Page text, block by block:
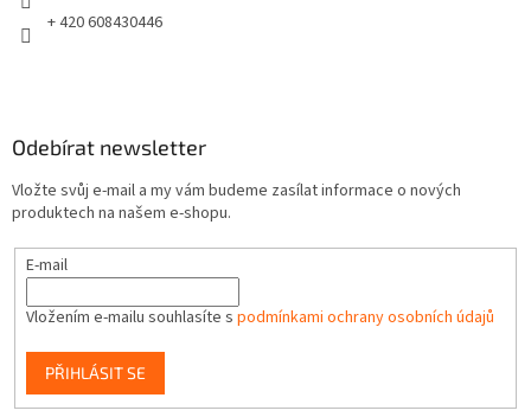
+ 420 608430446
Odebírat newsletter
Vložte svůj e-mail a my vám budeme zasílat informace o nových
produktech na našem e-shopu.
E-mail
Vložením e-mailu souhlasíte s podmínkami ochrany osobních údajů
PŘIHLÁSIT SE